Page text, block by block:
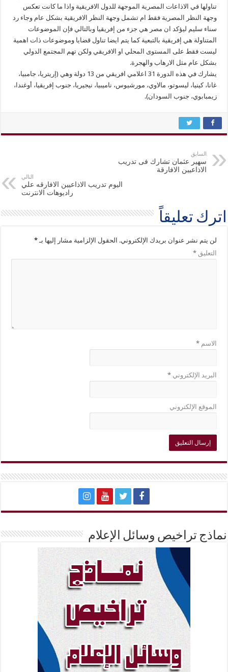
تناولها في الاذاعات المصرية الموجهة للدول الافريقية واذا ما كانت تعكس
وجهة النظر المصرية فقط ام تشمل وجهة النظر الافريقية بشكل عام وجاء رد
سناء سليم ليؤكد ان مصر هي جزء من إفريقيا وبالتالي فإن الموضوعات
المتناولة هي إفريقية بالتبعية كما يتم ايضا تناول قضايا وموضوعات ذات اهمية
ليست فقط على المستوى المحلي او الافريقي ولكن تهم المجتمع الدولي
بشكل عام مثل الارهاب والهجرة.
يشارك في هذه الدورة 31 اعلامي افريقي من 13 دولة وهي (إريتريا، جامبيا،
غانا، كينيا، ليسوتو، مالاوي، مورشيوس، ناميبيا، نيجيريا، جنوب إفريقيا، أوغندا،
زيمبابوي، جنوب السودان).
السابق
سهير عثمان تشارك فى تدريب
الاذاعيين الافارقة
التالي
اليوم تدريب الاذاعيين الافارقه علي
راديوهات الانترنت
اترك تعليقاً
لن يتم نشر عنوان بريدك الإلكتروني. الحقول الإلزامية مشار إليها بـ*
التعليق*
الاسم*
البريد الإلكتروني*
الموقع الإلكتروني
نماذج تراخيص وسائل الإعلام